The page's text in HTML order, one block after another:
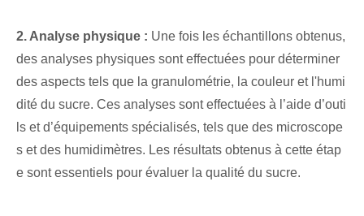
2. Analyse physique : Une fois les échantillons obtenus,
des analyses physiques sont effectuées pour déterminer
des aspects tels que la granulométrie, la couleur et l'humi
dité du sucre. Ces analyses sont effectuées à l’aide d’outi
ls et d’équipements spécialisés, tels que des microscope
s et des humidimètres. Les résultats obtenus à cette étap
e sont essentiels pour évaluer la qualité du sucre.